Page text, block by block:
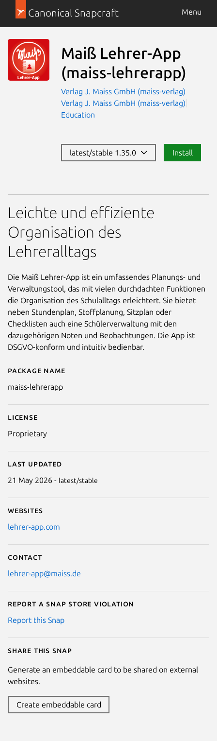
Canonical Snapcraft Menu
Maiß Lehrer-App
(maiss-lehrerapp)
Verlag J. Maiss GmbH (maiss-verlag)
Verlag J. Maiss GmbH (maiss-verlag)
Education
latest/stable 1.35.0 Install
Details for Maiß Lehrer-App
Package name
maiss-lehrerapp
License
Proprietary
Last updated
21 May 2026 - latest/stable
Websites
lehrer-app.com
Contact
lehrer-app@maiss.de
Report a Snap Store violation
Report this Snap
Share this snap
Generate an embeddable card to be shared on external
websites.
Create embeddable card
Leichte und effiziente
Organisation des
Lehreralltags
Die Maiß Lehrer-App ist ein umfassendes Planungs- und
Verwaltungstool, das mit vielen durchdachten Funktionen
die Organisation des Schulalltags erleichtert. Sie bietet
neben Stundenplan, Stoffplanung, Sitzplan oder
Checklisten auch eine Schülerverwaltung mit den
dazugehörigen Noten und Beobachtungen. Die App ist
DSGVO-konform und intuitiv bedienbar.